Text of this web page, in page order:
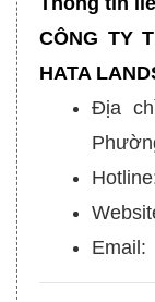
CÔNG TY
HATA
Địa
Email: